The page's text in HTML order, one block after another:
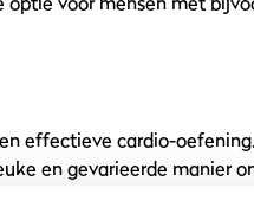
effectieve cardio-
en gevarieerde manier